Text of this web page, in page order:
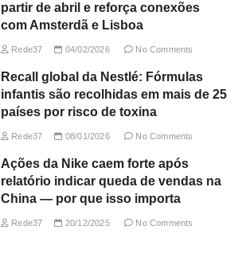
partir de abril e reforça conexões
com Amsterdã e Lisboa
Rede37 04/02/2026 No Comments
Recall global da Nestlé: Fórmulas
infantis são recolhidas em mais de 25
países por risco de toxina
Rede37 08/01/2026 No Comments
Ações da Nike caem forte após
relatório indicar queda de vendas na
China — por que isso importa
Rede37 20/12/2025 No Comments